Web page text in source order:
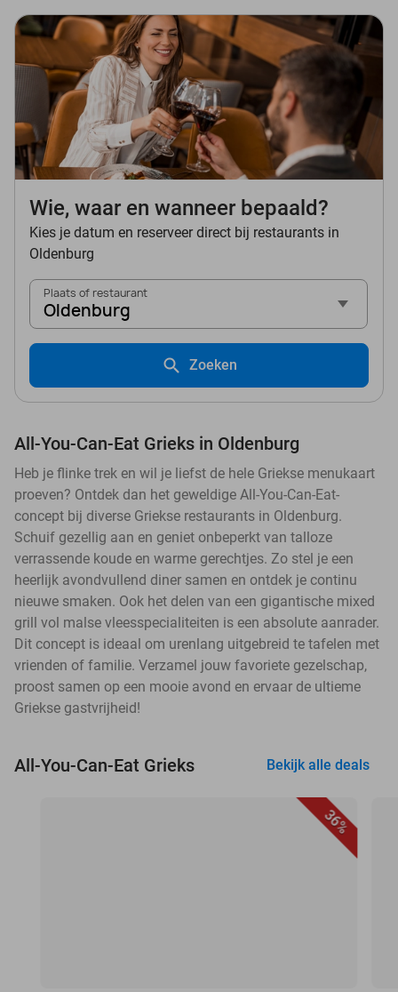
Wie, waar en wanneer bepaald?
Kies je datum en reserveer direct bij restaurants in
Oldenburg
Plaats of restaurant
Oldenburg
Zoeken
All-You-Can-Eat Grieks in Oldenburg
Heb je flinke trek en wil je liefst de hele Griekse menukaart
proeven? Ontdek dan het geweldige All-You-Can-Eat-
concept bij diverse Griekse restaurants in Oldenburg.
Schuif gezellig aan en geniet onbeperkt van talloze
verrassende koude en warme gerechtjes. Zo stel je een
heerlijk avondvullend diner samen en ontdek je continu
nieuwe smaken. Ook het delen van een gigantische mixed
grill vol malse vleesspecialiteiten is een absolute aanrader.
Dit concept is ideaal om urenlang uitgebreid te tafelen met
vrienden of familie. Verzamel jouw favoriete gezelschap,
proost samen op een mooie avond en ervaar de ultieme
Griekse gastvrijheid!
All-You-Can-Eat Grieks Bekijk alle deals
36%